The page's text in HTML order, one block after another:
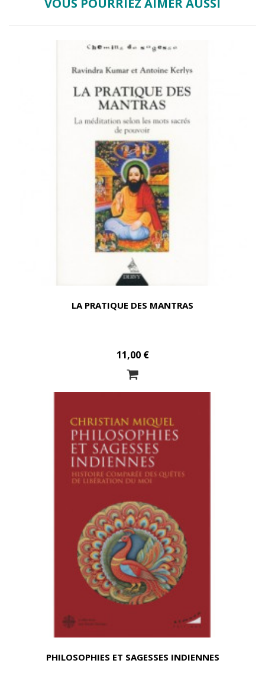
VOUS POURRIEZ AIMER AUSSI
LA PRATIQUE DES MANTRAS
11,00 €
PHILOSOPHIES ET SAGESSES INDIENNES